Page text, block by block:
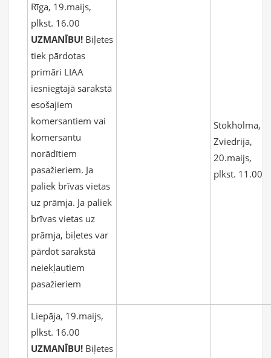
Rīga, 19.maijs,
plkst. 16.00
UZMANĪBU! Biļetes
tiek pārdotas
primāri LIAA
iesniegtajā sarakstā
esošajiem
komersantiem vai
komersantu
norādītiem
pasažieriem. Ja
paliek brīvas vietas
uz prāmja. Ja paliek
brīvas vietas uz
prāmja, biļetes var
pārdot sarakstā
neiekļautiem
pasažieriem
Stokholma,
Zviedrija,
20.maijs,
plkst. 11.00
Liepāja, 19.maijs,
plkst. 16.00
UZMANĪBU! Biļetes